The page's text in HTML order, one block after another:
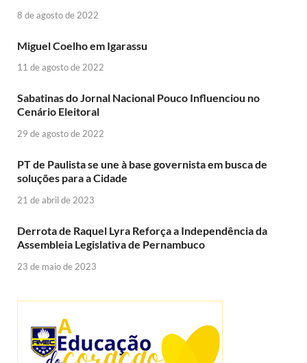
8 de agosto de 2022
Miguel Coelho em Igarassu
11 de agosto de 2022
Sabatinas do Jornal Nacional Pouco Influenciou no
Cenário Eleitoral
29 de agosto de 2022
PT de Paulista se une à base governista em busca de
soluções para a Cidade
21 de abril de 2023
Derrota de Raquel Lyra Reforça a Independência da
Assembleia Legislativa de Pernambuco
23 de maio de 2023